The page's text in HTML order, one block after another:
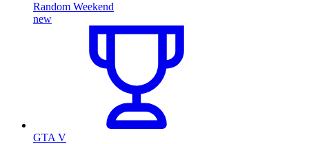
Random Weekend
new
GTA V